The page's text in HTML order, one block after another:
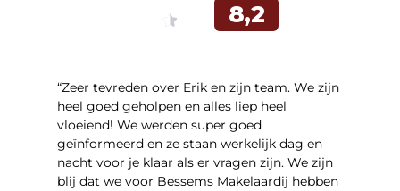
“Zeer tevreden over Erik en zijn team. We zijn
heel goed geholpen en alles liep heel
vloeiend! We werden super goed
geïnformeerd en ze staan werkelijk dag en
nacht voor je klaar als er vragen zijn. We zijn
blij dat we voor Bessems Makelaardij hebben